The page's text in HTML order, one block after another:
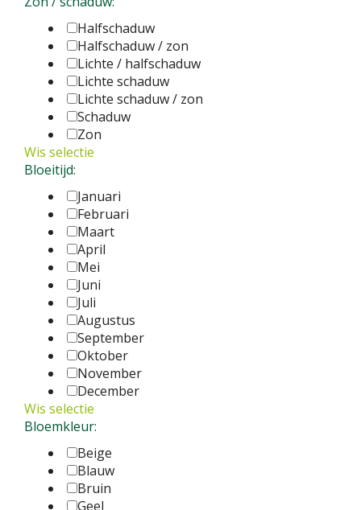
Halfschaduw
Halfschaduw / zon
Lichte / halfschaduw
Lichte schaduw
Lichte schaduw / zon
Schaduw
Zon
Wis selectie
Bloeitijd:
Januari
Februari
Maart
April
Mei
Juni
Juli
Augustus
September
Oktober
November
December
Wis selectie
Bloemkleur:
Beige
Blauw
Bruin
Geel